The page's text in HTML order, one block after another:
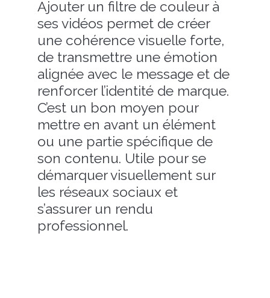
Ajouter un filtre de couleur à
ses vidéos permet de créer
une cohérence visuelle forte,
de transmettre une émotion
alignée avec le message et de
renforcer l’identité de marque.
C’est un bon moyen pour
mettre en avant un élément
ou une partie spécifique de
son contenu. Utile pour se
démarquer visuellement sur
les réseaux sociaux et
s’assurer un rendu
professionnel.